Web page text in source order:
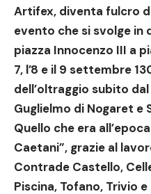
Artifex, diventa fulcro
evento che si svolge in
piazza Innocenzo III a
7, l’8 e il 9 settembre
dell’oltraggio subito
Guglielmo di Nogaret e
Quello che era
Caetani”, grazie al
Contrade Castello,
Piscina, Tofano, Trivio